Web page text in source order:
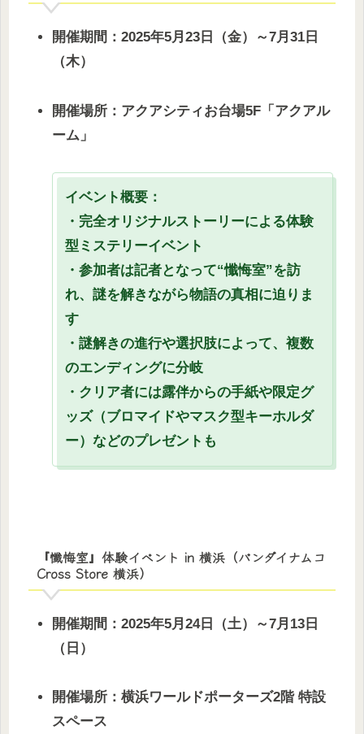
開催期間：2025年5月23日（金）～7月31日
（木）
開催場所：アクアシティお台場5F「アクアル
ーム」
イベント概要：
・完全オリジナルストーリーによる体験
型ミステリーイベント
・参加者は記者となって“懺悔室”を訪
れ、謎を解きながら物語の真相に迫りま
す
・謎解きの進行や選択肢によって、複数
のエンディングに分岐
・クリア者には露伴からの手紙や限定グ
ッズ（ブロマイドやマスク型キーホルダ
ー）などのプレゼントも
『懺悔室』体験イベント in 横浜（バンダイナムコ
Cross Store 横浜）
開催期間：2025年5月24日（土）～7月13日
（日）
開催場所：横浜ワールドポーターズ2階 特設
スペース